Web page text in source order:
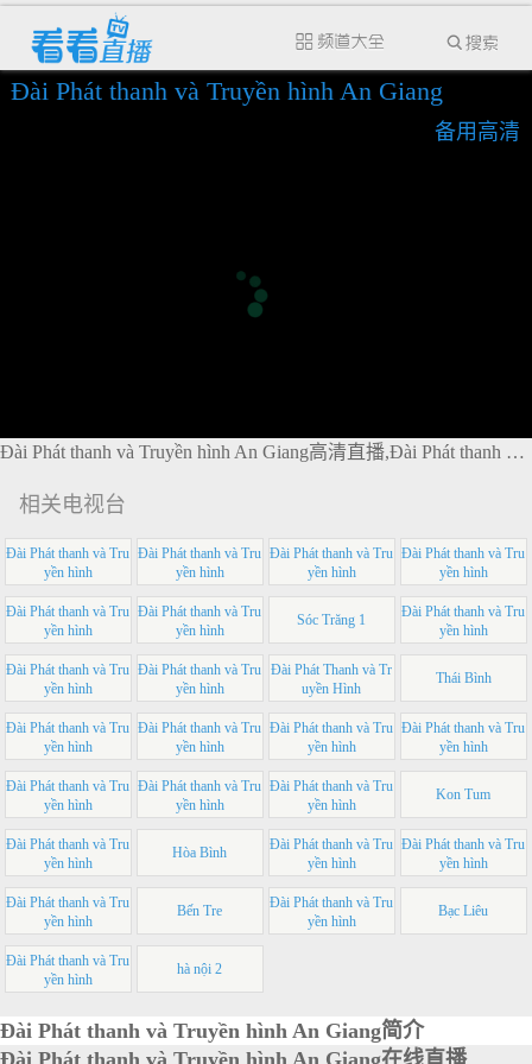
Đài Phát thanh và Truyền hình An Giang
备用高清
Đài Phát thanh và Truyền hình An Giang高清直播,Đài Phát thanh và Truyền hình An Giang在线直播
相关电视台
Đài Phát thanh và Tru
yền hình
Đài Phát thanh và Tru
yền hình
Đài Phát thanh và Tru
yền hình
Đài Phát thanh và Tru
yền hình
Đài Phát thanh và Tru
yền hình
Đài Phát thanh và Tru
yền hình
Sóc Trăng 1
Đài Phát thanh và Tru
yền hình
Đài Phát thanh và Tru
yền hình
Đài Phát thanh và Tru
yền hình
Đài Phát Thanh và Tr
uyền Hình
Thái Bình
Đài Phát thanh và Tru
yền hình
Đài Phát thanh và Tru
yền hình
Đài Phát thanh và Tru
yền hình
Đài Phát thanh và Tru
yền hình
Đài Phát thanh và Tru
yền hình
Đài Phát thanh và Tru
yền hình
Đài Phát thanh và Tru
yền hình
Kon Tum
Đài Phát thanh và Tru
yền hình
Hòa Bình
Đài Phát thanh và Tru
yền hình
Đài Phát thanh và Tru
yền hình
Đài Phát thanh và Tru
yền hình
Bến Tre
Đài Phát thanh và Tru
yền hình
Bạc Liêu
Đài Phát thanh và Tru
yền hình
hà nội 2
Đài Phát thanh và Truyền hình An Giang简介
Đài Phát thanh và Truyền hình An Giang在线直播